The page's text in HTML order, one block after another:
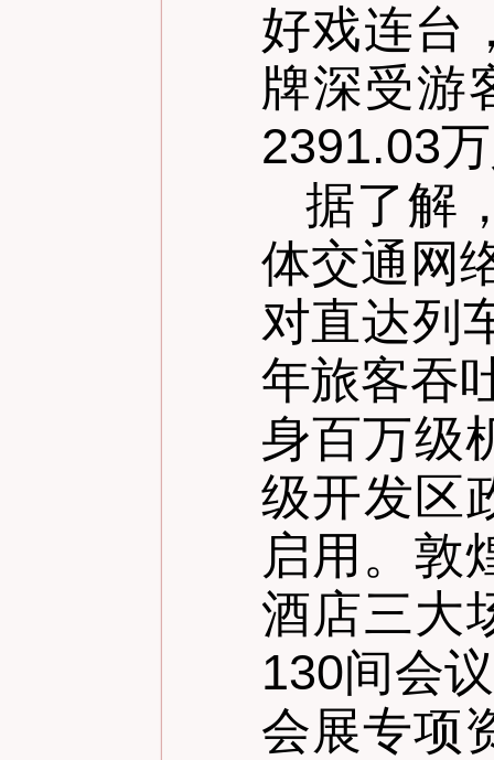
好戏连台
牌深受游
2391.03
据了解
体交通网
对直达列
年旅客吞
身百万级
级开发区
启用。敦
酒店三大
130间会
会展专项